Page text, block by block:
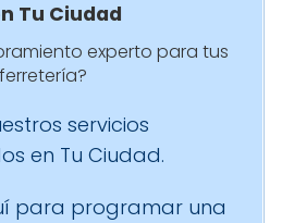
Tu Ciudad
experto para tus
servicios
en Tu Ciudad.
para programar una